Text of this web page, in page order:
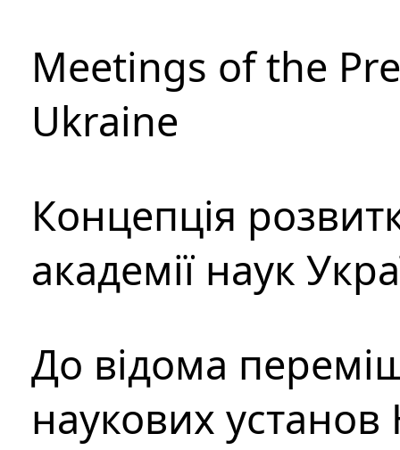
Meetings of the
Ukraine
Концепція
академії наук
До відома
наукових установ